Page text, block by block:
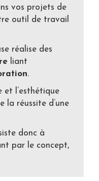
vos projets de
outil de travail
réalise des
liant
.
et l’esthétique
la réussite d’une
donc à
par le concept,